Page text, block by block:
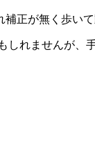
正が無く歩い
れませんが、